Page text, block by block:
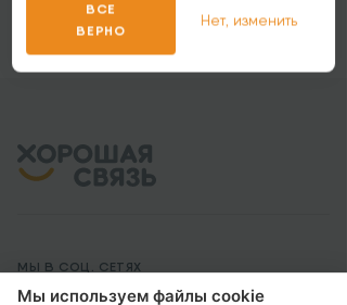
МЫ В СОЦ. СЕТЯХ
ВСЕ
ВЕРНО
Нет, изменить
Мы используем файлы cookie